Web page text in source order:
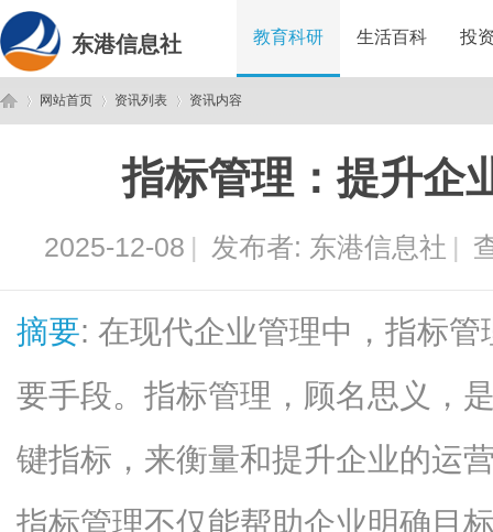
东港信息社 教育科研 生活百科 投
网站首页 资讯列表
›
资讯内容
指标管理：提升企
2025-12-08 | 发布者: 东港信息社 |
摘要: 在现代企业管理中，指标
要手段。指标管理，顾名思义，
键指标，来衡量和提升企业的运
指标管理不仅能帮助企业明确目